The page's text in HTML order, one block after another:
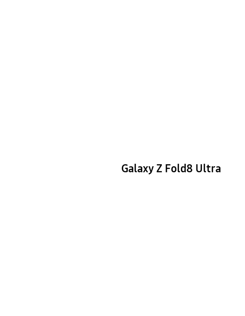
Galaxy Z Fold8 Ultra